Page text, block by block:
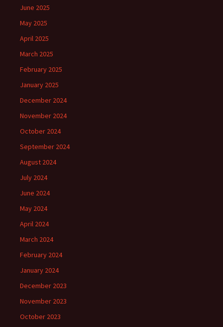
June 2025
May 2025
April 2025
March 2025
February 2025
January 2025
December 2024
November 2024
October 2024
September 2024
August 2024
July 2024
June 2024
May 2024
April 2024
March 2024
February 2024
January 2024
December 2023
November 2023
October 2023